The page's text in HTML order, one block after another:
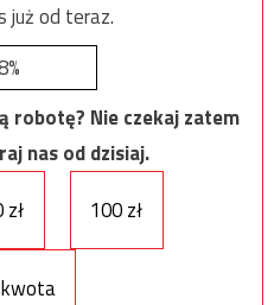
już od teraz.
robotę? Nie czekaj zatem
nas od dzisiaj.
zł 100 zł